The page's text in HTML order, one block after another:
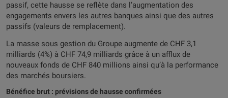
passif, cette hausse se reflète dans l’augmentation des
engagements envers les autres banques ainsi que des autres
passifs (valeurs de remplacement).
La masse sous gestion du Groupe augmente de CHF 3,1
milliards (4%) à CHF 74,9 milliards grâce à un afflux de
nouveaux fonds de CHF 840 millions ainsi qu’à la performance
des marchés boursiers.
Bénéfice brut : prévisions de hausse confirmées